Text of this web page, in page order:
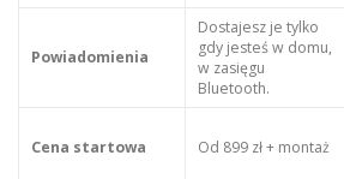
Powiadomienia
Dostajesz je tylko
gdy jesteś w domu,
w zasięgu
Bluetooth.
Cena startowa Od 899 zł + montaż